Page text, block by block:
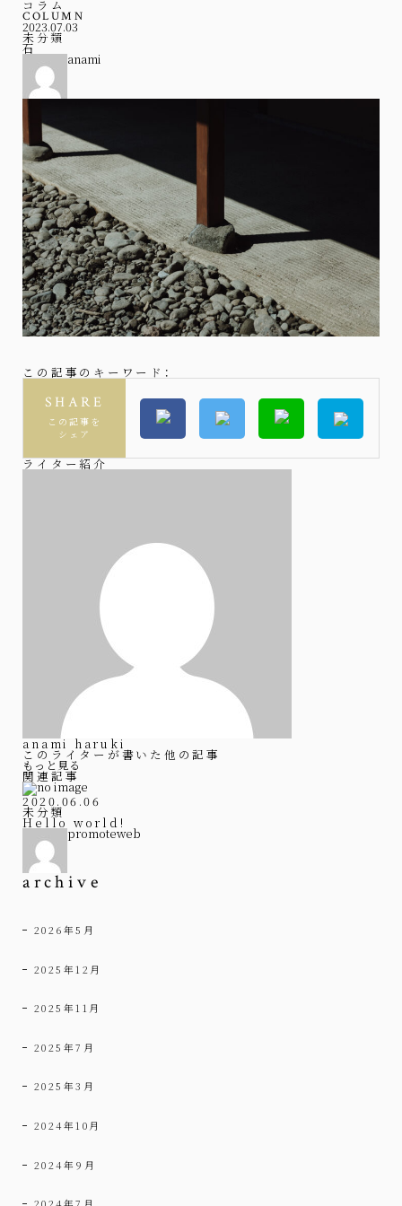
コラム
COLUMN
2023.07.03
未分類
石
anami
この記事のキーワード：
SHARE
この記事を
シェア
ライター紹介
anami haruki
このライターが書いた他の記事
もっと見る
関連記事
2020.06.06
未分類
Hello world!
promoteweb
archive
2026年5月
2025年12月
2025年11月
2025年7月
2025年3月
2024年10月
2024年9月